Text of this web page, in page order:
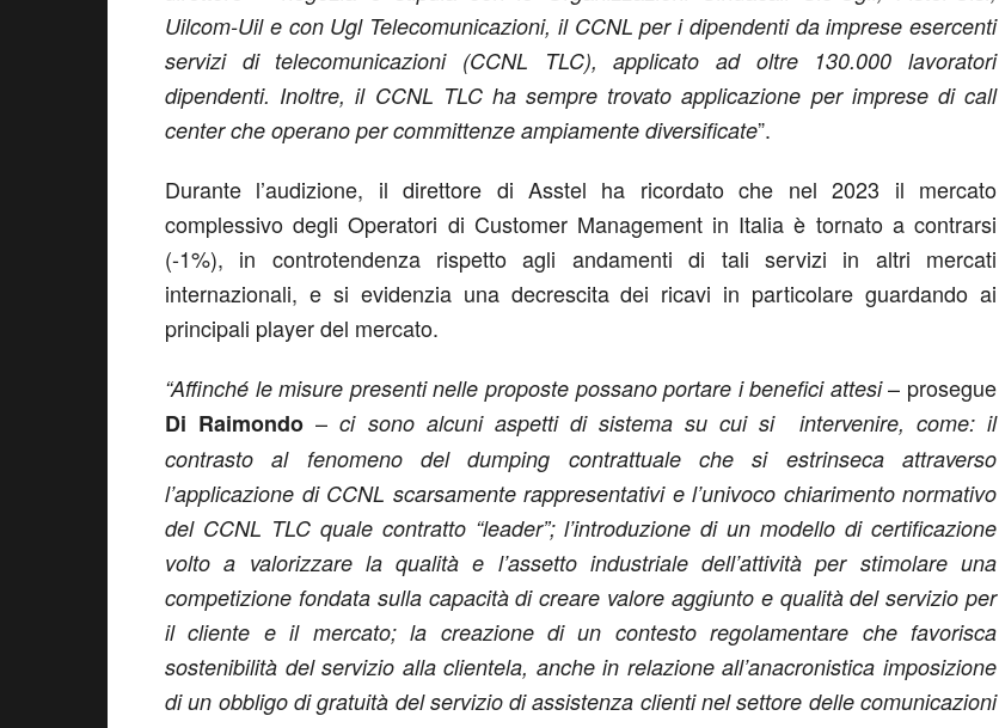
Uilcom-Uil e con Ugl Telecomunicazioni, il CCNL per i dipendenti da imprese esercenti
servizi di telecomunicazioni (CCNL TLC), applicato ad oltre 130.000 lavoratori
dipendenti. Inoltre, il CCNL TLC ha sempre trovato applicazione per imprese di call
center che operano per committenze ampiamente diversificate”.
Durante l’audizione, il direttore di Asstel ha ricordato che nel 2023 il mercato
complessivo degli Operatori di Customer Management in Italia è tornato a contrarsi
(-1%), in controtendenza rispetto agli andamenti di tali servizi in altri mercati
internazionali, e si evidenzia una decrescita dei ricavi in particolare guardando ai
principali player del mercato.
“Affinché le misure presenti nelle proposte possano portare i benefici attesi– prosegue
Di Raimondo –ci sono alcuni aspetti di sistema su cui si intervenire, come: il
contrasto al fenomeno del dumping contrattuale che si estrinseca attraverso
l’applicazione di CCNL scarsamente rappresentativi e l’univoco chiarimento normativo
del CCNL TLC quale contratto “leader”; l’introduzione di un modello di certificazione
volto a valorizzare la qualità e l’assetto industriale dell’attività per stimolare una
competizione fondata sulla capacità di creare valore aggiunto e qualità del servizio per
il cliente e il mercato; la creazione di un contesto regolamentare che favorisca
sostenibilità del servizio alla clientela, anche in relazione all’anacronistica imposizione
di un obbligo di gratuità del servizio di assistenza clienti nel settore delle comunicazioni